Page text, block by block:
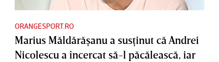
ORANGESPORT.RO
Marius Măldărăşanu a susţinut că Andrei
Nicolescu a încercat să-l păcălească, iar